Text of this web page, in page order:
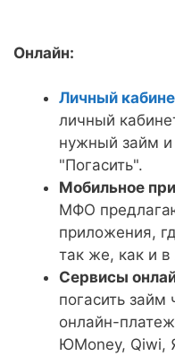
Онлайн:
Личный
личный
нужный займ
"Погасить".
Мобильное
МФО
приложения,
так же, как и
Сервисы
погасить займ
онлайн-
ЮMoney, Qiwi,